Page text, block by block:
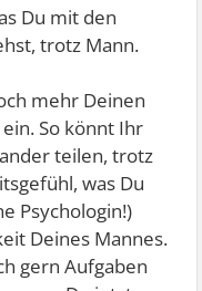
Du mit den
trotz Mann.
mehr Deinen
So könnt Ihr
teilen, trotz
was Du
Psychologin!)
Deines Mannes.
gern Aufgaben